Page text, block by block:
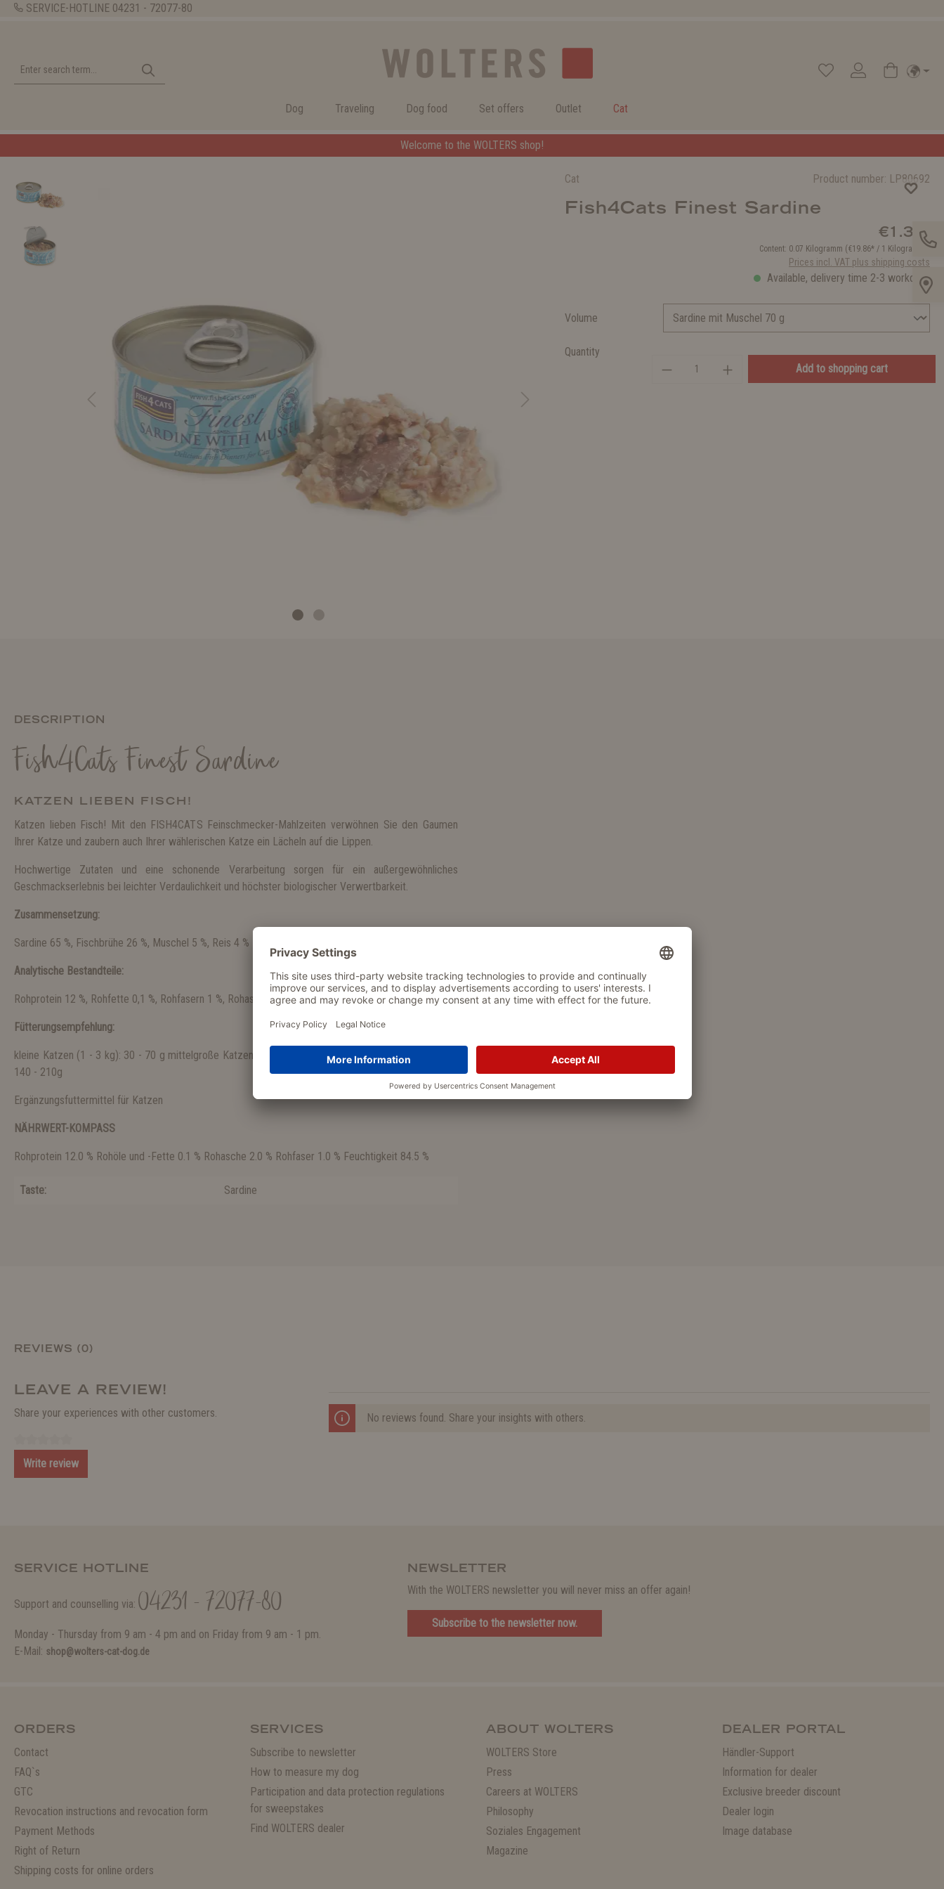
SERVICE-HOTLINE 04231 - 72077-80
Dog Traveling Dog food Set offers Outlet Cat
Cat
Product number: LP80692
Fish4Cats Finest Sardine
€1.39*
Content: 0.07 Kilogramm (€19.86* / 1 Kilogramm )
Prices incl. VAT plus shipping costs
Available, delivery time 2-3 workdays
Volume
Quantity
Add to shopping cart
DESCRIPTION
Fish4Cats Finest Sardine
KATZEN LIEBEN FISCH!
Katzen lieben Fisch! Mit den FISH4CATS Feinschmecker-Mahlzeiten verwöhnen Sie den Gaumen
Ihrer Katze und zaubern auch Ihrer wählerischen Katze ein Lächeln auf die Lippen.
Hochwertige Zutaten und eine schonende Verarbeitung sorgen für ein außergewöhnliches
Geschmackserlebnis bei leichter Verdaulichkeit und höchster biologischer Verwertbarkeit.
Zusammensetzung:
Sardine 65 %, Fischbrühe 26 %, Muschel 5 %, Reis 4 %
Analytische Bestandteile:
Rohprotein 12 %, Rohfette 0,1 %, Rohfasern 1 %, Rohasche 2 %, Feuchtigkeit 84,5 %
Fütterungsempfehlung:
kleine Katzen (1 - 3 kg): 30 - 70 g mittelgroße Katzen (3 - 5 kg): 70 - 140g große Katzen (5 - 8 kg):
140 - 210g
Ergänzungsfuttermittel für Katzen
NÄHRWERT-KOMPASS
Rohprotein 12.0 % Rohöle und -Fette 0.1 % Rohasche 2.0 % Rohfaser 1.0 % Feuchtigkeit 84.5 %
Taste: Sardine
REVIEWS (0)
LEAVE A REVIEW!
Share your experiences with other customers.
Write review
No reviews found. Share your insights with others.
SERVICE HOTLINE
Support and counselling via: 04231 - 72077-80
Monday - Thursday from 9 am - 4 pm and on Friday from 9 am - 1 pm.
E-Mail: shop@wolters-cat-dog.de
NEWSLETTER
With the WOLTERS newsletter you will never miss an offer again!
Subscribe to the newsletter now.
ORDERS
Contact
FAQ`s
GTC
Revocation instructions and revocation form
Payment Methods
Right of Return
Shipping costs for online orders
SERVICES
Subscribe to newsletter
How to measure my dog
Participation and data protection regulations
for sweepstakes
Find WOLTERS dealer
ABOUT WOLTERS
WOLTERS Store
Press
Careers at WOLTERS
Philosophy
Soziales Engagement
Magazine
DEALER PORTAL
Händler-Support
Information for dealer
Exclusive breeder discount
Dealer login
Image database